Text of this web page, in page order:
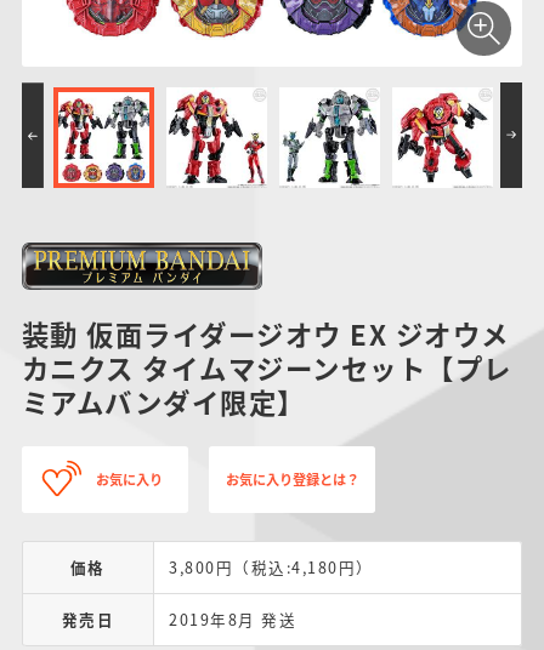
PROJECT R.E.D.・
スーパー戦隊シリー
ズ
ポケットモンスター
サンリオキャラクタ
ーズ
つりグミ SMPシリーズ キャラデコ
装動 仮面ライダージオウ EX ジオウメ
カニクス タイムマジーンセット【プレ
ミアムバンダイ限定】
お気に入り お気に入り登録とは？
価格 3,800円（税込:4,180円）
発売日 2019年8月 発送